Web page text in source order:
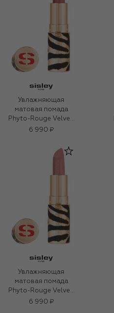
Увлажняющая
матовая помада
Phyto-Rouge Velvet,
оттенок 11 Розово-
6 990 ₽
Увлажняющая
матовая помада
Phyto-Rouge Velvet,
оттенок 10
6 990 ₽